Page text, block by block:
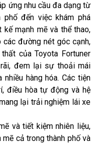
ứng nhu cầu đa dạng từ
phố đến việc khám phá
mạnh mẽ và thể thao,
đường nét góc cạnh,
của Toyota Fortuner
đem lại sự thoải mái
hàng hóa. Các tiện
điều hòa tự động và hệ
lại trải nghiệm lái xe
và tiết kiệm nhiên liệu,
cả trong thành phố và